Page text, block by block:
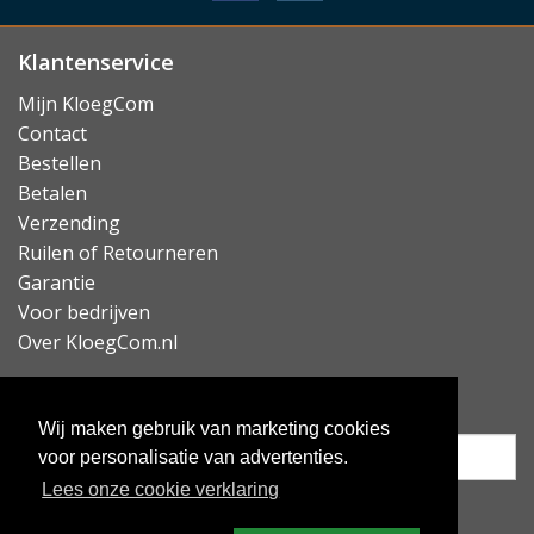
Wij maken gebruik van marketing cookies
voor personalisatie van advertenties.
Lees onze cookie verklaring
Klantenservice
Mijn KloegCom
Contact
Bestellen
Betalen
Verzending
Ruilen of Retourneren
Garantie
Voor bedrijven
Over KloegCom.nl